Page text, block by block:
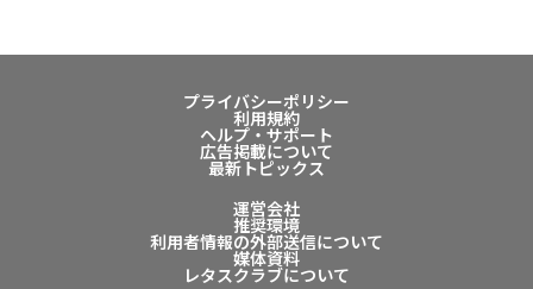
プライバシーポリシー
利用規約
ヘルプ・サポート
広告掲載について
最新トピックス
運営会社
推奨環境
利用者情報の外部送信について
媒体資料
レタスクラブについて